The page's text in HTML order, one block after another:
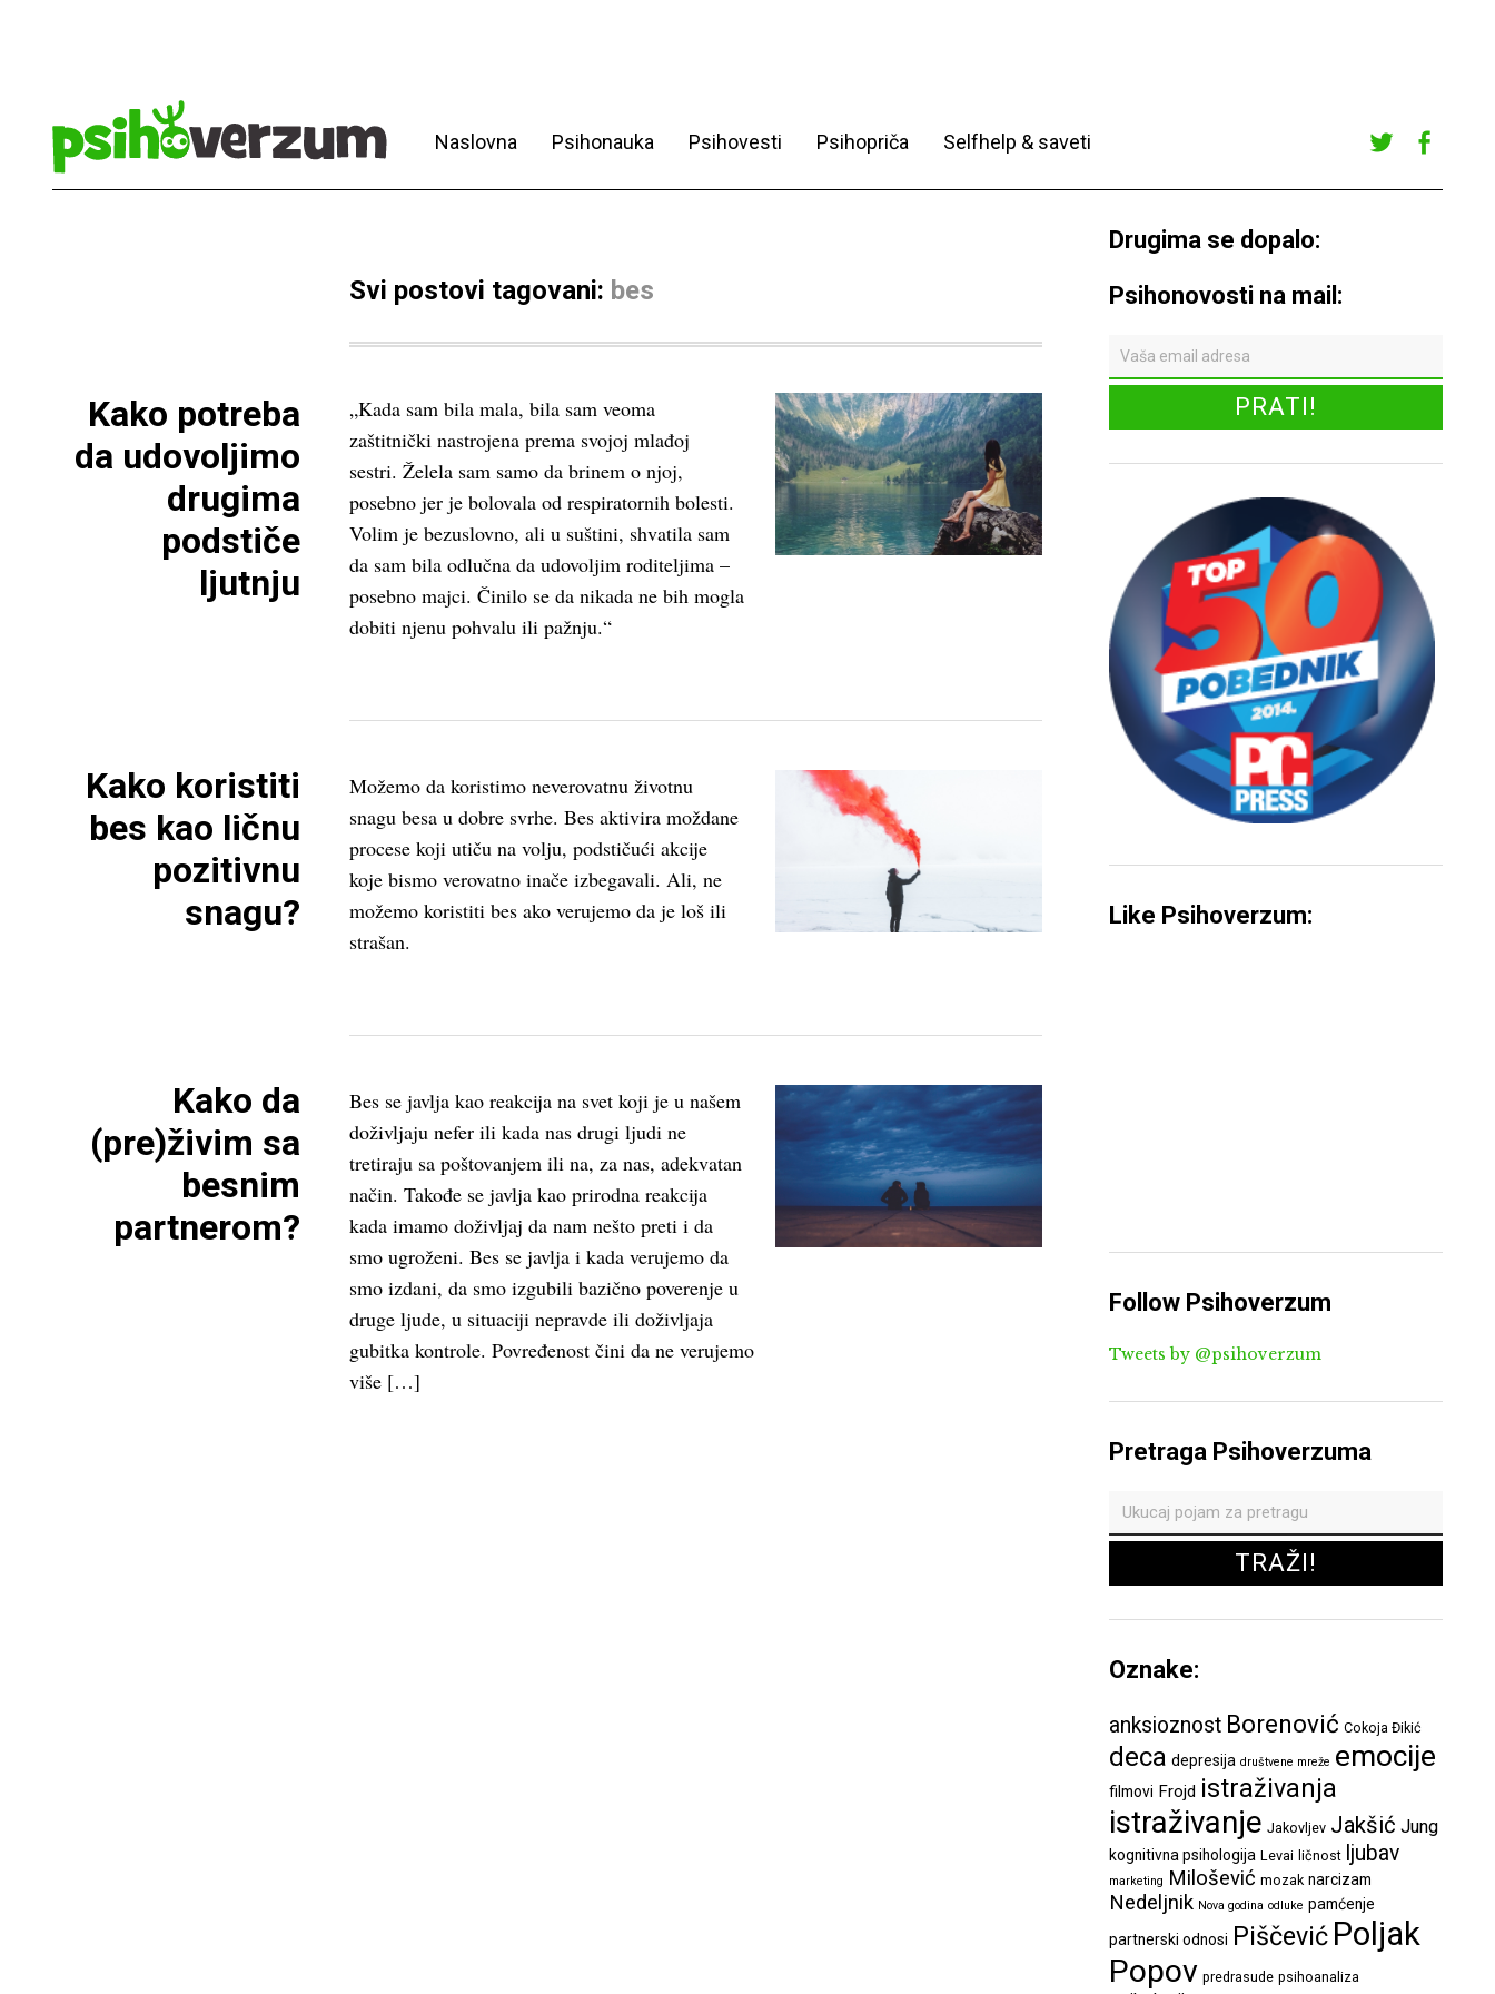
Naslovna Psihonauka Psihovesti Psihopriča Selfhelp & saveti
r
ook
Svi postovi tagovani: bes
Kako potreba
da udovoljimo
drugima
podstiče
ljutnju
„Kada sam bila mala, bila sam veoma
zaštitnički nastrojena prema svojoj mlađoj
sestri. Želela sam samo da brinem o njoj,
posebno jer je bolovala od respiratornih bolesti.
Volim je bezuslovno, ali u suštini, shvatila sam
da sam bila odlučna da udovoljim roditeljima –
posebno majci. Činilo se da nikada ne bih mogla
dobiti njenu pohvalu ili pažnju.“
Kako koristiti
bes kao ličnu
pozitivnu
snagu?
Možemo da koristimo neverovatnu životnu
snagu besa u dobre svrhe. Bes aktivira moždane
procese koji utiču na volju, podstičući akcije
koje bismo verovatno inače izbegavali. Ali, ne
možemo koristiti bes ako verujemo da je loš ili
strašan.
Kako da
(pre)živim sa
besnim
partnerom?
Bes se javlja kao reakcija na svet koji je u našem
doživljaju nefer ili kada nas drugi ljudi ne
tretiraju sa poštovanjem ili na, za nas, adekvatan
način. Takođe se javlja kao prirodna reakcija
kada imamo doživljaj da nam nešto preti i da
smo ugroženi. Bes se javlja i kada verujemo da
smo izdani, da smo izgubili bazično poverenje u
druge ljude, u situaciji nepravde ili doživljaja
gubitka kontrole. Povređenost čini da ne verujemo
više […]
Drugima se dopalo:
Psihonovosti na mail:
Like Psihoverzum:
Follow Psihoverzum
Tweets by @psihoverzum
Pretraga Psihoverzuma
Oznake:
anksioznost Borenović Cokoja Đikić
deca depresija društvene mreže emocije
filmovi Frojd istraživanja
istraživanje Jakovljev Jakšić Jung
kognitivna psihologija Levai ličnost ljubav
marketing Milošević mozak narcizam
Nedeljnik Nova godina odluke pamćenje
partnerski odnosi Piščević Poljak
Popov predrasude psihoanaliza